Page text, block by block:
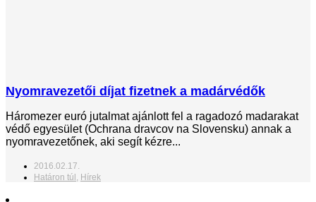
Nyomravezetői díjat fizetnek a madárvédők
Háromezer euró jutalmat ajánlott fel a ragadozó madarakat
védő egyesület (Ochrana dravcov na Slovensku) annak a
nyomravezetőnek, aki segít kézre...
2016.02.17.
Határon túl, Hírek